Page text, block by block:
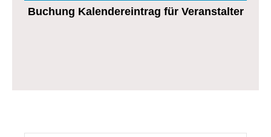
Buchung Kalendereintrag für Veranstalter